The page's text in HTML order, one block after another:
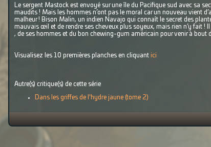
Le sergent Mastock est envoyé sur une île du Pacifique sud avec sa
maudits ! Mais les hommes n’ont pas le moral car un nouveau vient
malheur ! Bison Malin, un indien Navajo qui connaît le secret des
mauvais œil et de rendre ses cheveux plus soyeux, mais rien n’y fait !
, de ses hommes et du bon chewing-gum américain pour venir à bout
Visualisez les 10 premières planches en cliquant ici
Autre(s) critique(s) de cette série
Dans les griffes de l'hydre jaune (tome 2)